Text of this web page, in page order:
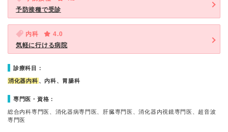
予防接種で受診
内科
4.0
気軽に行ける病院
診療科目：
消化器内科 、内科、胃腸科
専門医・資格：
総合内科専門医、消化器病専門医、肝臓専門医、消化器内視鏡専門医、超音波
専門医